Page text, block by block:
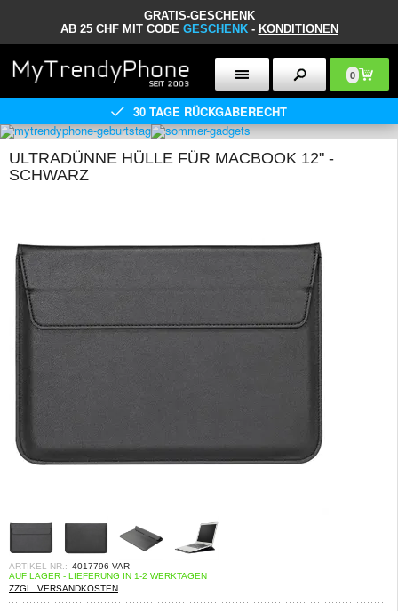
GRATIS-GESCHENK
AB 25 CHF MIT CODE GESCHENK- KONDITIONEN
0
30 TAGE RÜCKGABERECHT
ULTRADÜNNE HÜLLE FÜR MACBOOK 12" -
SCHWARZ
ARTIKEL-NR.: 4017796-VAR
AUF LAGER - LIEFERUNG IN 1-2 WERKTAGEN
ZZGL. VERSANDKOSTEN